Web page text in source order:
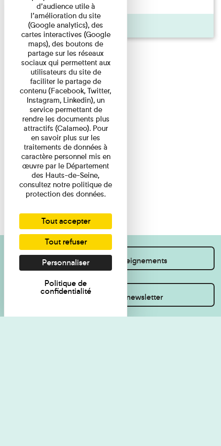
Actualité
Je souhaite des renseignements
Inscrivez-vous à la newsletter
d’audience utile à
l’amélioration du site
(Google analytics), des
cartes interactives (Google
maps), des boutons de
partage sur les réseaux
sociaux qui permettent aux
utilisateurs du site de
faciliter le partage de
contenu (Facebook, Twitter,
Instagram, Linkedin), un
service permettant de
rendre les documents plus
attractifs (Calameo). Pour
en savoir plus sur les
traitements de données à
caractère personnel mis en
œuvre par le Département
des Hauts-de-Seine,
consultez notre politique de
protection des données.
Tout accepter
Tout refuser
Personnaliser
Politique de
confidentialité